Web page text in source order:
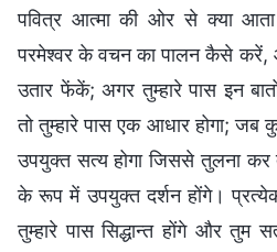
पवित्र आत्मा की ओर से क्या आता
परमेश्वर के वचन का पालन कैसे करें,
उतार फेंकें; अगर तुम्हारे पास इन
तो तुम्हारे पास एक आधार होगा; जब
उपयुक्त सत्य होगा जिससे तुलना
के रूप में उपयुक्त दर्शन होंगे।
तुम्हारे पास सिद्धान्त होंगे और